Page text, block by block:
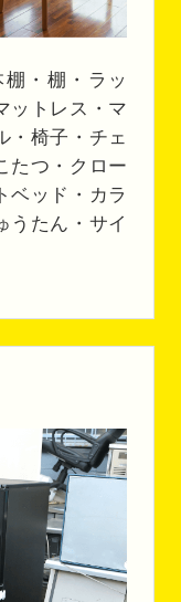
・棚・ラッ
ットレス・マ
・椅子・チェ
たつ・クロー
ベッド・カラ
うたん・サイ